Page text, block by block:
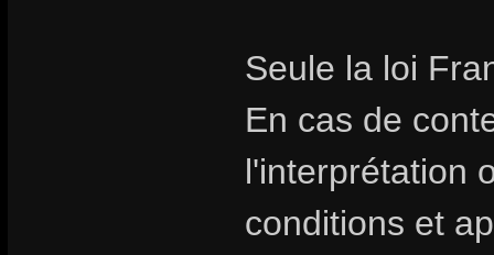
Seule la loi
En cas de
l'interprétation
conditions et